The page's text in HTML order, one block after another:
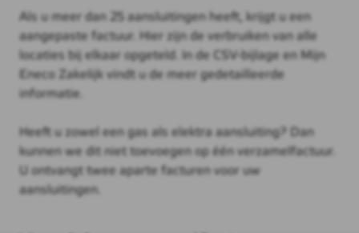
Als u meer dan 25 aansluitingen heeft, krijgt u een
aangepaste factuur. Hier zijn de verbruiken van alle
locaties bij elkaar opgeteld. In de CSV-bijlage en Mijn
Eneco Zakelijk vindt u de meer gedetailleerde
informatie.
Heeft u zowel een gas als elektra aansluiting? Dan
kunnen we dit niet toevoegen op één verzamelfactuur.
U ontvangt twee aparte facturen voor uw
aansluitingen.